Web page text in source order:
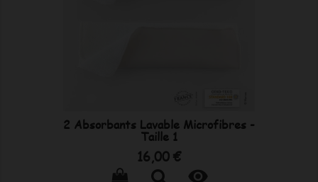
2 Absorbants Lavable Microfibres -
Taille 1
Prix
16,00 €
